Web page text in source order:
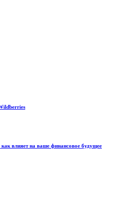
влияет на ваше финансовое будущее